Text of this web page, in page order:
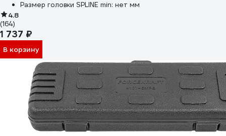
Размер головки SPLINE min: нет мм
4.8
(164)
1 737 ₽
В корзину